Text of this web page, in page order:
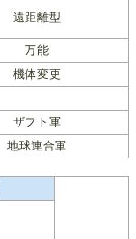
遠距離型
万能
機体変更
ザフト軍
地球連合軍